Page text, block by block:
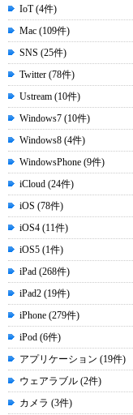
IoT (4件)
Mac (109件)
SNS (25件)
Twitter (78件)
Ustream (10件)
Windows7 (10件)
Windows8 (4件)
WindowsPhone (9件)
iCloud (24件)
iOS (78件)
iOS4 (11件)
iOS5 (1件)
iPad (268件)
iPad2 (19件)
iPhone (279件)
iPod (6件)
アプリケーション (19件)
ウェアラブル (2件)
カメラ (3件)